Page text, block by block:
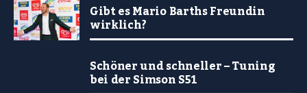
Gibt es Mario Barths Freundin
wirklich?
Schöner und schneller – Tuning
bei der Simson S51